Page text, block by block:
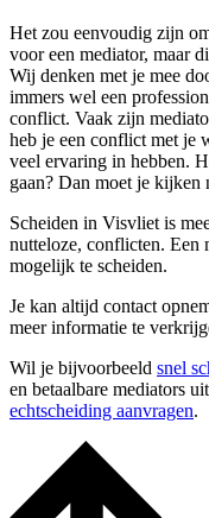
Het zou eenvoudig zijn
voor een mediator, maar
Wij denken met je mee
immers wel een
conflict. Vaak zijn
heb je een conflict met je
veel ervaring in hebben.
gaan? Dan moet je kijken
Scheiden in Visvliet is
nutteloze, conflicten. Een
mogelijk te scheiden.
Je kan altijd contact
meer informatie te
Wil je bijvoorbeeld snel
en betaalbare mediators
echtscheiding aanvragen.